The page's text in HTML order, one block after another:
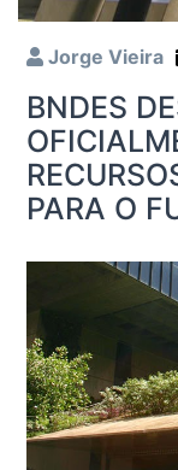
Jorge Vieira
BNDES
PARA O